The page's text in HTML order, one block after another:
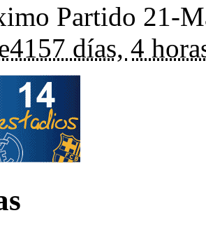
Partido 21-
4157 días, 4